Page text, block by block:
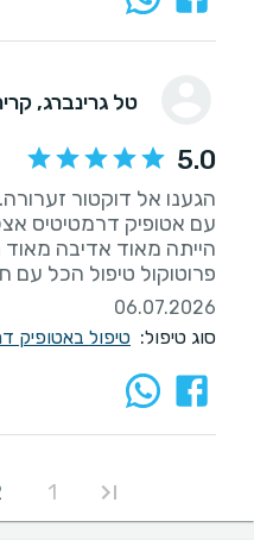
טל גרינברג,
5.0
הייתה מאוד אדיבה
פרוטוקול טיפול הכל עם
06.07.2026
סוג טיפול: טיפול באטופיק
1